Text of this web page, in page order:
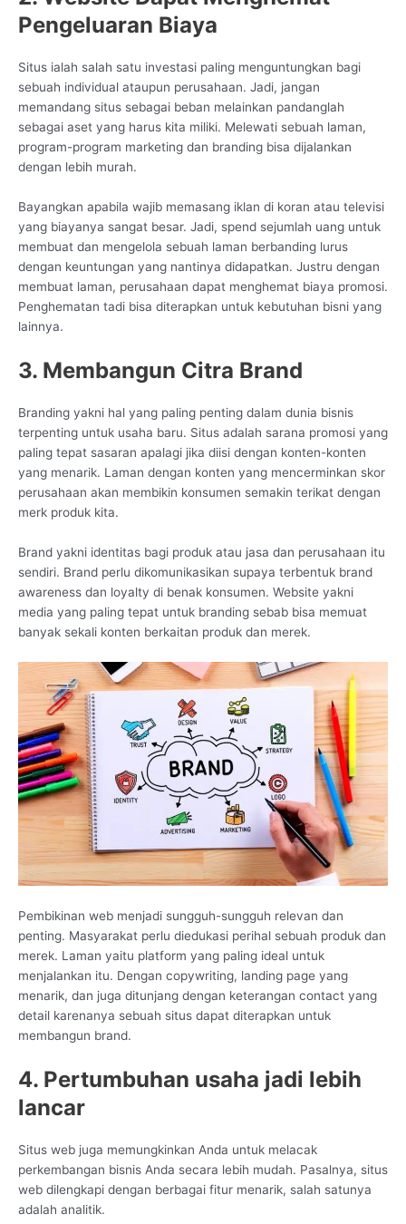
Pengeluaran Biaya
Situs ialah salah satu investasi paling menguntungkan bagi
sebuah individual ataupun perusahaan. Jadi, jangan
memandang situs sebagai beban melainkan pandanglah
sebagai aset yang harus kita miliki. Melewati sebuah laman,
program-program marketing dan branding bisa dijalankan
dengan lebih murah.
Bayangkan apabila wajib memasang iklan di koran atau televisi
yang biayanya sangat besar. Jadi, spend sejumlah uang untuk
membuat dan mengelola sebuah laman berbanding lurus
dengan keuntungan yang nantinya didapatkan. Justru dengan
membuat laman, perusahaan dapat menghemat biaya promosi.
Penghematan tadi bisa diterapkan untuk kebutuhan bisni yang
lainnya.
3. Membangun Citra Brand
Branding yakni hal yang paling penting dalam dunia bisnis
terpenting untuk usaha baru. Situs adalah sarana promosi yang
paling tepat sasaran apalagi jika diisi dengan konten-konten
yang menarik. Laman dengan konten yang mencerminkan skor
perusahaan akan membikin konsumen semakin terikat dengan
merk produk kita.
Brand yakni identitas bagi produk atau jasa dan perusahaan itu
sendiri. Brand perlu dikomunikasikan supaya terbentuk brand
awareness dan loyalty di benak konsumen. Website yakni
media yang paling tepat untuk branding sebab bisa memuat
banyak sekali konten berkaitan produk dan merek.
Pembikinan web menjadi sungguh-sungguh relevan dan
penting. Masyarakat perlu diedukasi perihal sebuah produk dan
merek. Laman yaitu platform yang paling ideal untuk
menjalankan itu. Dengan copywriting, landing page yang
menarik, dan juga ditunjang dengan keterangan contact yang
detail karenanya sebuah situs dapat diterapkan untuk
membangun brand.
4. Pertumbuhan usaha jadi lebih
lancar
Situs web juga memungkinkan Anda untuk melacak
perkembangan bisnis Anda secara lebih mudah. Pasalnya, situs
web dilengkapi dengan berbagai fitur menarik, salah satunya
adalah analitik.